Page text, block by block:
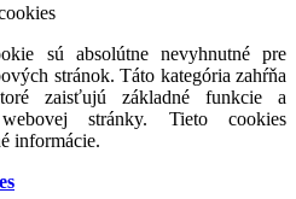
sú absolútne nevyhnutné pre
stránok. Táto kategória zahŕňa
zaisťujú základné funkcie a
stránky. Tieto cookies
informácie.